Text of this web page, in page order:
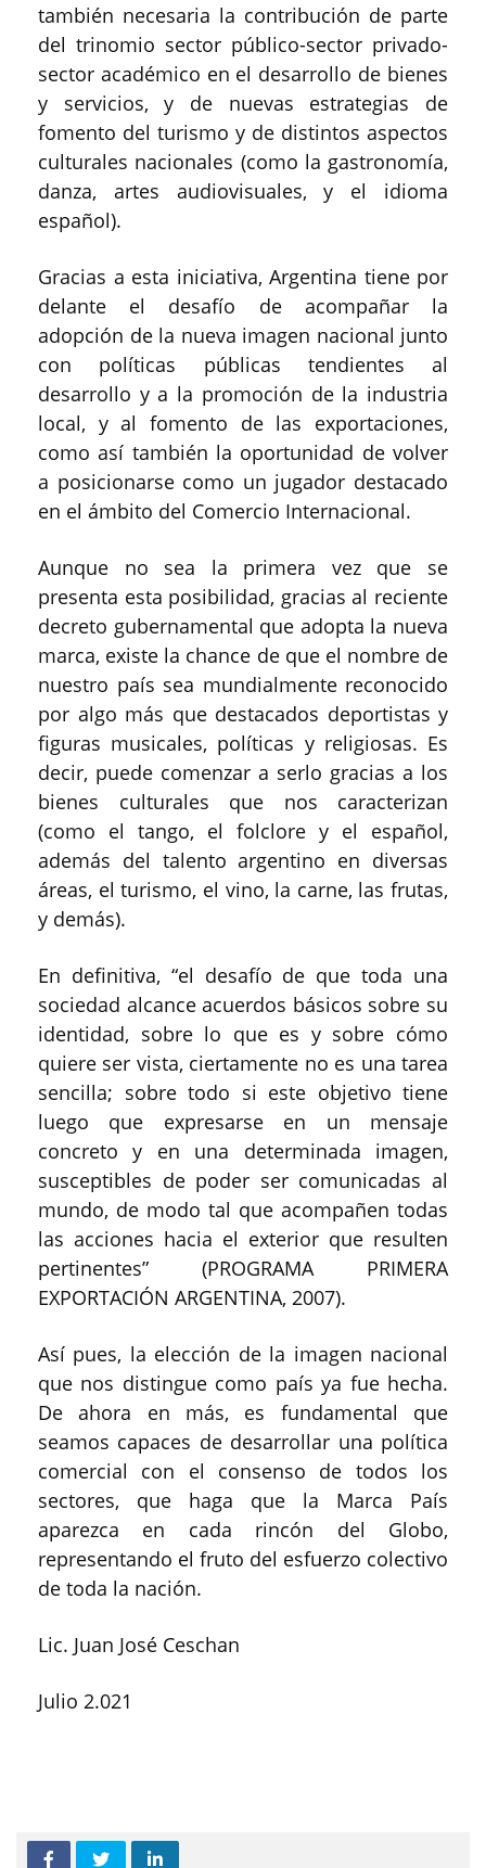
también necesaria la contribución de parte
del trinomio sector público-sector privado-
sector académico en el desarrollo de bienes
y servicios, y de nuevas estrategias de
fomento del turismo y de distintos aspectos
culturales nacionales (como la gastronomía,
danza, artes audiovisuales, y el idioma
español).
Gracias a esta iniciativa, Argentina tiene por
delante el desafío de acompañar la
adopción de la nueva imagen nacional junto
con políticas públicas tendientes al
desarrollo y a la promoción de la industria
local, y al fomento de las exportaciones,
como así también la oportunidad de volver
a posicionarse como un jugador destacado
en el ámbito del Comercio Internacional.
Aunque no sea la primera vez que se
presenta esta posibilidad, gracias al reciente
decreto gubernamental que adopta la nueva
marca, existe la chance de que el nombre de
nuestro país sea mundialmente reconocido
por algo más que destacados deportistas y
figuras musicales, políticas y religiosas. Es
decir, puede comenzar a serlo gracias a los
bienes culturales que nos caracterizan
(como el tango, el folclore y el español,
además del talento argentino en diversas
áreas, el turismo, el vino, la carne, las frutas,
y demás).
En definitiva, “el desafío de que toda una
sociedad alcance acuerdos básicos sobre su
identidad, sobre lo que es y sobre cómo
quiere ser vista, ciertamente no es una tarea
sencilla; sobre todo si este objetivo tiene
luego que expresarse en un mensaje
concreto y en una determinada imagen,
susceptibles de poder ser comunicadas al
mundo, de modo tal que acompañen todas
las acciones hacia el exterior que resulten
pertinentes” (PROGRAMA PRIMERA
EXPORTACIÓN ARGENTINA, 2007).
Así pues, la elección de la imagen nacional
que nos distingue como país ya fue hecha.
De ahora en más, es fundamental que
seamos capaces de desarrollar una política
comercial con el consenso de todos los
sectores, que haga que la Marca País
aparezca en cada rincón del Globo,
representando el fruto del esfuerzo colectivo
de toda la nación.
Lic. Juan José Ceschan
Julio 2.021